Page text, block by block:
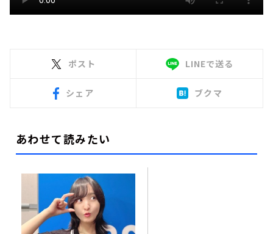
ポスト LINEで送る
シェア ブクマ
あわせて読みたい